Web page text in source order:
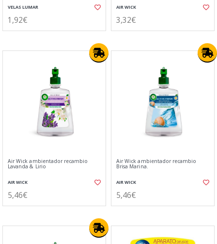
VELAS LUMAR
1,92€
AIR WICK
3,32€
Air Wick ambientador recambio
Lavanda & Lirio
AIR WICK
5,46€
Air Wick ambientador recambio
Brisa Marina.
AIR WICK
5,46€